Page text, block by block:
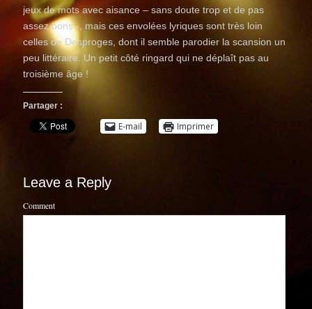
jeux de mots avec aisance – sans doute trop et de pas
assez bons -, mais ces envolées lyriques sont très loin
celles de Desproges, dont il semble parodier la scansion un
peu littéraire. Un petit côté ringard qui ne déplaît pas au
troisième âge !
Partager :
E-mail Imprimer
Leave a Reply
Comment